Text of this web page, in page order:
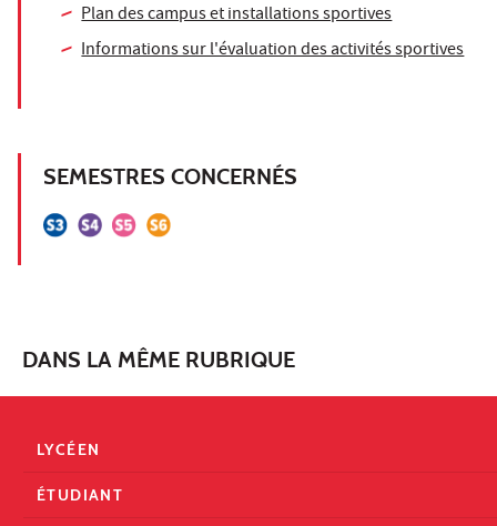
Plan des campus et installations sportives
Informations sur l'évaluation des activités sportives
SEMESTRES CONCERNÉS
DANS LA MÊME RUBRIQUE
LYCÉEN
ÉTUDIANT